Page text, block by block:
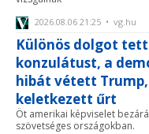
2026.08.06 21:25 • vg.hu
Különös dolgot
konzulátust, a
hibát vétett
keletkezett űrt
Öt amerikai képviselet
szövetséges országokban.